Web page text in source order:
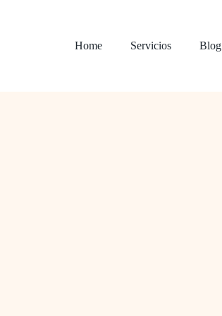
Home
Servicios Blog